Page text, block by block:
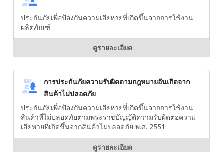
ประกันภัยเพื่อป้องกันความเสียหายที่เกิดขึ้นจากการใช้งาน
ผลิตภัณฑ์
ดูรายละเอียด
การประกันภัยความรับผิดตามกฎหมายอันเกิดจาก
สินค้าไม่ปลอดภัย
ประกันภัยเพื่อป้องกันความเสียหายที่เกิดขึ้นจากการใช้งาน
สินค้าที่ไม่ปลอดภัยตามพระราชบัญญัติความรับผิดต่อความ
เสียหายที่เกิดขึ้นจากสินค้าไม่ปลอดภัย พ.ศ. 2551
ดูรายละเอียด